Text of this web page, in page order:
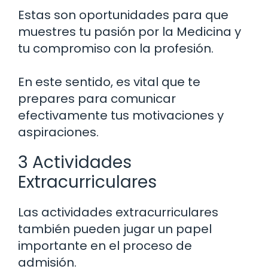
Estas son oportunidades para que
muestres tu pasión por la Medicina y
tu compromiso con la profesión.
En este sentido, es vital que te
prepares para comunicar
efectivamente tus motivaciones y
aspiraciones.
3 Actividades
Extracurriculares
Las actividades extracurriculares
también pueden jugar un papel
importante en el proceso de
admisión.